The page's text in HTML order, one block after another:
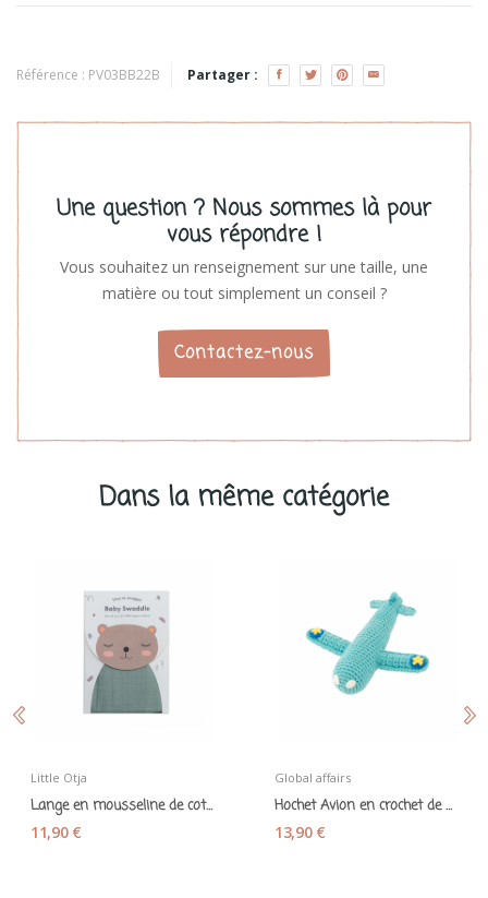
Voir les produits
Référence : PV03BB22B Partager :
Une question ? Nous sommes là pour
vous répondre !
Vous souhaitez un renseignement sur une taille, une
matière ou tout simplement un conseil ?
Contactez-nous
Dans la même catégorie
Little Otja
Lange en mousseline de coton vert céladon -...
11,90 €
Global affairs
Hochet Avion en crochet de coton bleu ciel -...
13,90 €